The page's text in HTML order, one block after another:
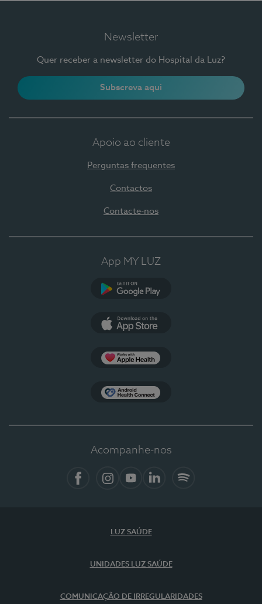
Newsletter
Quer receber a newsletter do Hospital da Luz?
Subscreva aqui
Apoio ao cliente
Perguntas frequentes
Contactos
Contacte-nos
App MY LUZ
Acompanhe-nos
LUZ SAÚDE
UNIDADES LUZ SAÚDE
COMUNICAÇÃO DE IRREGULARIDADES